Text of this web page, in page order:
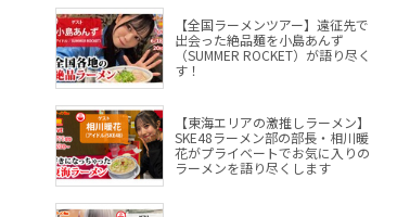
【全国ラーメンツアー】遠征先で
出会った絶品麺を小島あんず
（SUMMER ROCKET）が語り尽く
す！
【東海エリアの激推しラーメン】
SKE48ラーメン部の部長・相川暖
花がプライベートでお気に入りの
ラーメンを語り尽くします